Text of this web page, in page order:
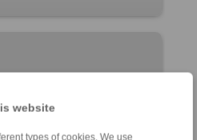
website
types of cookies. We use